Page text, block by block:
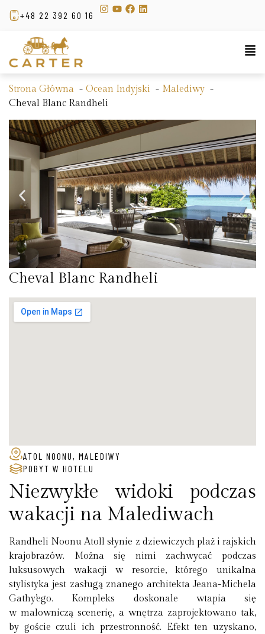
+48 22 392 60 16
Strona Główna Ocean Indyjski
Malediwy
Cheval Blanc Randheli
Cheval Blanc Randheli
ATOL NOONU, MALEDIWY
POBYT W HOTELU
Niezwykłe widoki podczas
wakacji na Malediwach
Randheli Noonu Atoll słynie z dziewiczych plaż i rajskich
krajobrazów. Można się nimi zachwycać podczas
luksusowych wakacji w resorcie, którego unikalna
stylistyka jest zasługą znanego architekta Jeana-Michela
Gathy’ego. Kompleks doskonale wtapia się
w malowniczą scenerię, a wnętrza zaprojektowano tak,
by goście czuli ich przestronność. Efekt ten uzyskano,